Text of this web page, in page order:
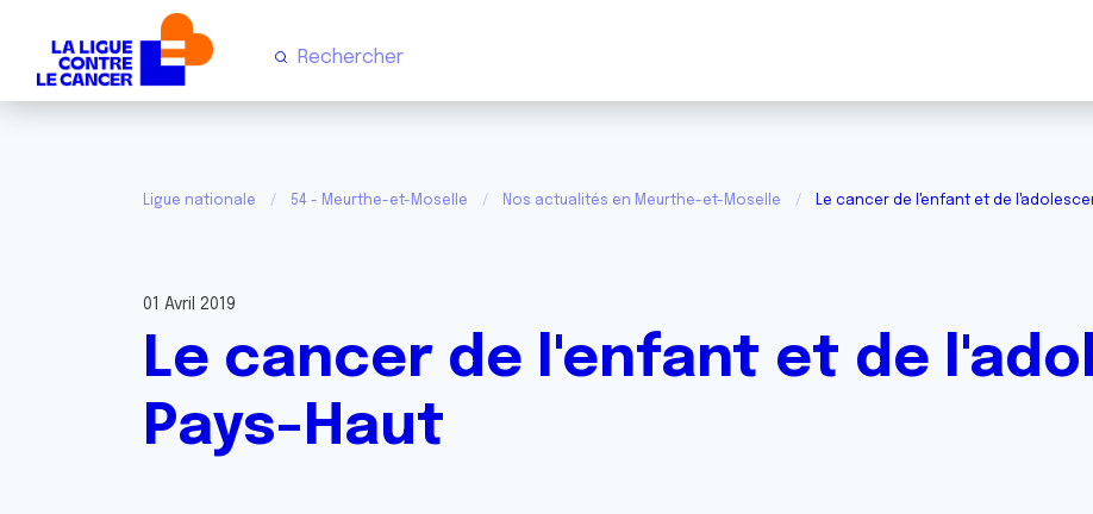
Ligue nationale 54 - Meurthe-et-Moselle Nos actualités en Meurthe-et-Moselle Le cancer de l'enfant et de
01 Avril 2019
Le cancer de l'enfant et de
Pays-Haut